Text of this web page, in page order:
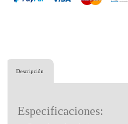
Descripción
Especificaciones: